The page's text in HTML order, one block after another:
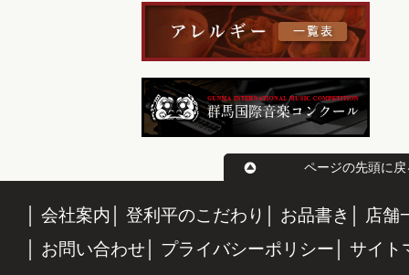
ページの先頭に戻
会社案内 登利平のこだわり お品書き
店舗
お問い合わせ
プライバシーポリシー サイト